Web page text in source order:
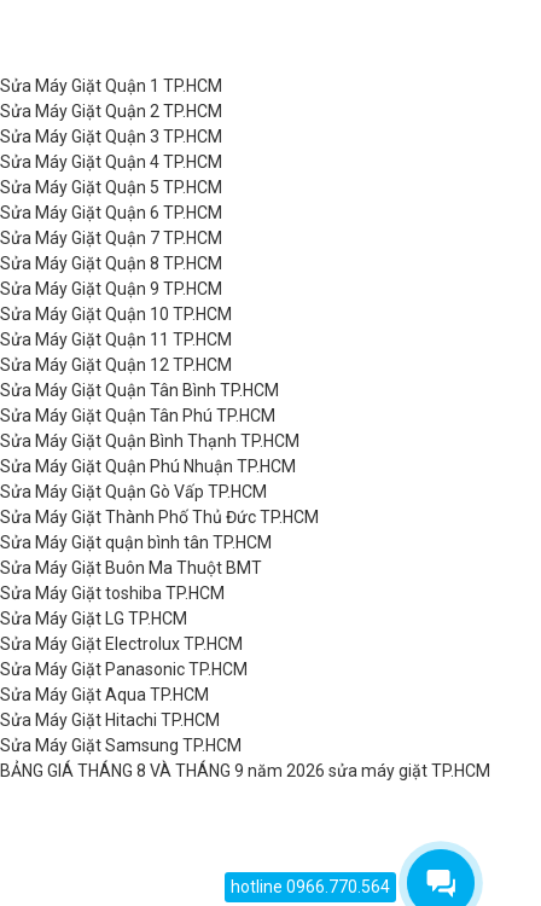
Sửa Máy Giặt Quận 1 TP.HCM
Sửa Máy Giặt Quận 2 TP.HCM
Sửa Máy Giặt Quận 3 TP.HCM
Sửa Máy Giặt Quận 4 TP.HCM
Sửa Máy Giặt Quận 5 TP.HCM
Sửa Máy Giặt Quận 6 TP.HCM
Sửa Máy Giặt Quận 7 TP.HCM
Sửa Máy Giặt Quận 8 TP.HCM
Sửa Máy Giặt Quận 9 TP.HCM
Sửa Máy Giặt Quận 10 TP.HCM
Sửa Máy Giặt Quận 11 TP.HCM
Sửa Máy Giặt Quận 12 TP.HCM
Sửa Máy Giặt Quận Tân Bình TP.HCM
Sửa Máy Giặt Quận Tân Phú TP.HCM
Sửa Máy Giặt Quận Bình Thạnh TP.HCM
Sửa Máy Giặt Quận Phú Nhuận TP.HCM
Sửa Máy Giặt Quận Gò Vấp TP.HCM
Sửa Máy Giặt Thành Phố Thủ Đức TP.HCM
Sửa Máy Giặt quận bình tân TP.HCM
Sửa Máy Giặt Buôn Ma Thuột BMT
Sửa Máy Giặt toshiba TP.HCM
Sửa Máy Giặt LG TP.HCM
Sửa Máy Giặt Electrolux TP.HCM
Sửa Máy Giặt Panasonic TP.HCM
Sửa Máy Giặt Aqua TP.HCM
Sửa Máy Giặt Hitachi TP.HCM
Sửa Máy Giặt Samsung TP.HCM
BẢNG GIÁ THÁNG 8 VÀ THÁNG 9 năm 2026 sửa máy giặt TP.HCM
hotline 0966.770.564